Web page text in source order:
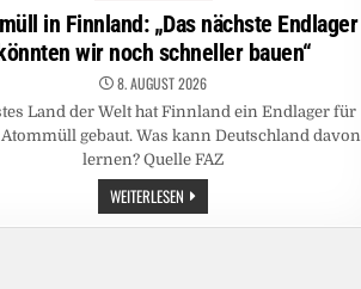
in
in Finnland: „Das nächste Endlager
wir noch schneller bauen“
8. AUGUST 2026
Land der Welt hat Finnland ein Endlager für
gebaut. Was kann Deutschland davon
lernen? Quelle FAZ
WEITERLESEN ATOMMÜLL
IN
FINNLAND: